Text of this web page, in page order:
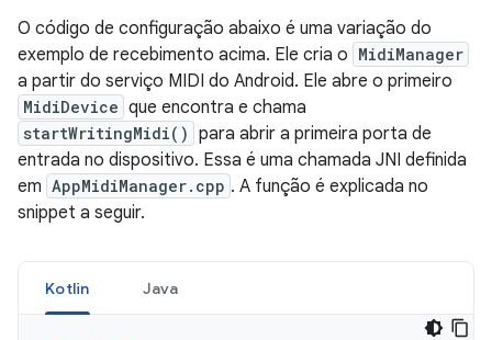
O código de configuração abaixo é uma variação do
exemplo de recebimento acima. Ele cria o MidiManager
a partir do serviço MIDI do Android. Ele abre o primeiro
MidiDevice que encontra e chama
startWritingMidi() para abrir a primeira porta de
entrada no dispositivo. Essa é uma chamada JNI definida
em AppMidiManager.cpp . A função é explicada no
snippet a seguir.
Kotlin Java